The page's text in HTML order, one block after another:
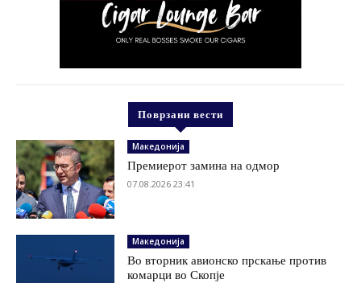
Поврзани вести
Македонија
Премиерот замина на одмор
07.08.2026 23:41
Македонија
Во вторник авионско прскање против
комарци во Скопје